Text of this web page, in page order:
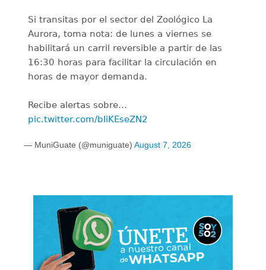
Si transitas por el sector del Zoológico La
Aurora, toma nota: de lunes a viernes se
habilitará un carril reversible a partir de las
16:30 horas para facilitar la circulación en
horas de mayor demanda.
Recibe alertas sobre…
pic.twitter.com/bIiKEseZN2
— MuniGuate (@muniguate) August 7, 2026